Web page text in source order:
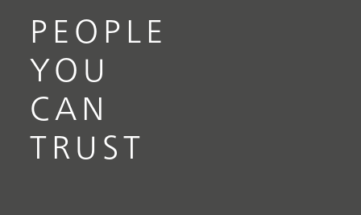
PEOPLE
YOU
CAN
TRUST